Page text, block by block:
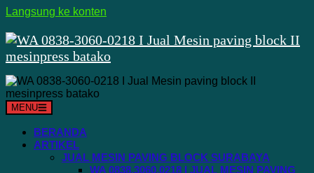
Langsung ke konten
MENU
BERANDA
ARTIKEL
JUAL MESIN PAVING BLOCK SURABAYA
WA 0838.3060.0218 I JUAL MESIN PAVING